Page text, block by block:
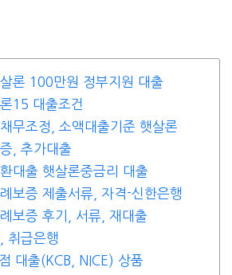
론 100만원 정부지원 대출
15 대출조건
무조정, 소액대출기준 햇살론
, 추가대출
대출 햇살론중금리 대출
보증 제출서류, 자격-신한은행
보증 후기, 서류, 재대출
취급은행
대출(KCB, NICE) 상품